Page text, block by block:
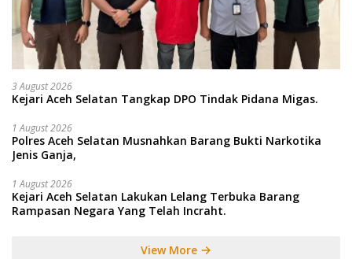
3 August 2026
Kejari Aceh Selatan Tangkap DPO Tindak Pidana Migas.
1 August 2026
Polres Aceh Selatan Musnahkan Barang Bukti Narkotika
Jenis Ganja,
1 August 2026
Kejari Aceh Selatan Lakukan Lelang Terbuka Barang
Rampasan Negara Yang Telah Incraht.
View More